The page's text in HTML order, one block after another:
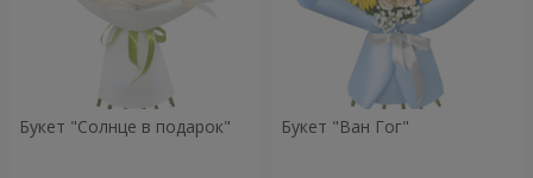
Букет "Солнце в подарок" Букет "Ван Гог"